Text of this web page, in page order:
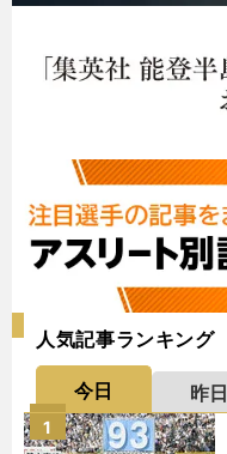
人気記事ランキング
今日 昨日
1